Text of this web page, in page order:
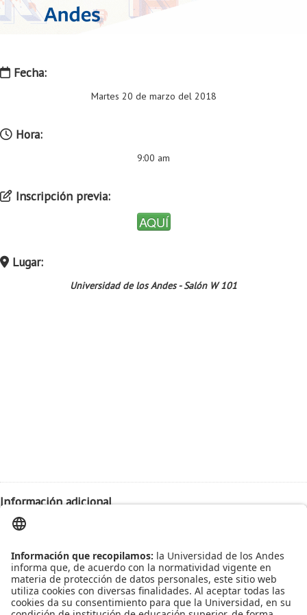
Fecha:
Martes 20 de marzo del 2018
Hora:
9:00 am
Inscripción previa:
AQUÍ
Lugar:
Universidad de los Andes - Salón W 101
Información adicional
Fecha:
Lugar:
W 101
Leído 3801Tiempo Última modificación Miércoles, 07 Marzo 2018 15:17
Proyecto de grado
Retiro voluntario